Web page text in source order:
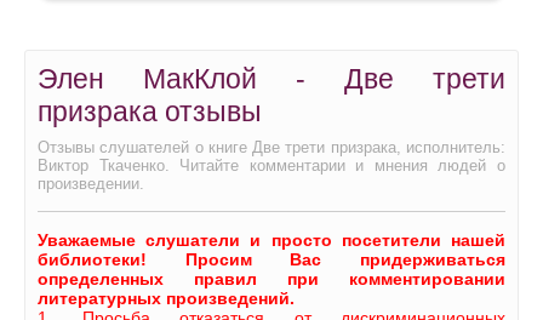
Элен МакКлой - Две трети
призрака отзывы
Отзывы слушателей о книге Две трети призрака, исполнитель:
Виктор Ткаченко. Читайте комментарии и мнения людей о
произведении.
Уважаемые слушатели и просто посетители нашей
библиотеки! Просим Вас придерживаться
определенных правил при комментировании
литературных произведений.